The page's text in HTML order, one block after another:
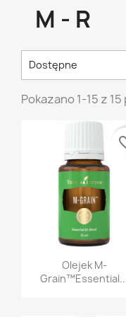
M - R
Dostępne
Pokazano 1-15 z
Szybki
Olejek M-